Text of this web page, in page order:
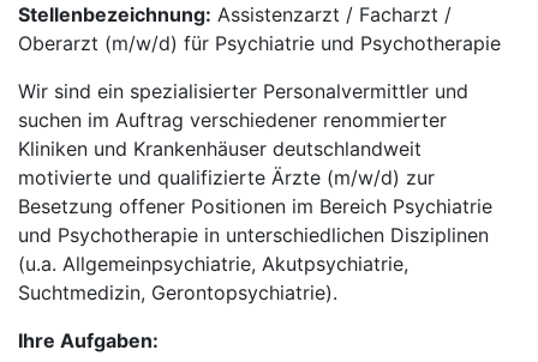
Stellenbezeichnung: Assistenzarzt / Facharzt /
Oberarzt (m/w/d) für Psychiatrie und Psychotherapie
Wir sind ein spezialisierter Personalvermittler und
suchen im Auftrag verschiedener renommierter
Kliniken und Krankenhäuser deutschlandweit
motivierte und qualifizierte Ärzte (m/w/d) zur
Besetzung offener Positionen im Bereich Psychiatrie
und Psychotherapie in unterschiedlichen Disziplinen
(u.a. Allgemeinpsychiatrie, Akutpsychiatrie,
Suchtmedizin, Gerontopsychiatrie).
Ihre Aufgaben: